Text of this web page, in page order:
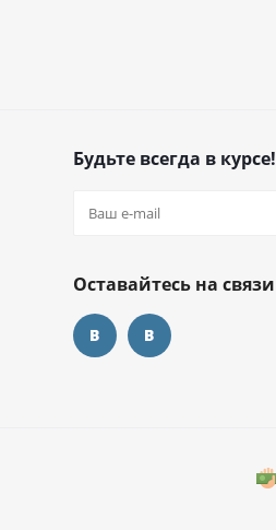
Будьте всегда в курсе!
Оставайтесь на связи